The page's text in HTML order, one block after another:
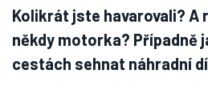
Kolikrát jste havarovali? A
někdy motorka? Případně
cestách sehnat náhradní